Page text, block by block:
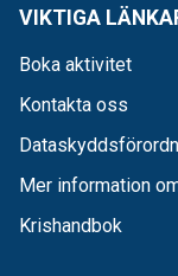
VIKTIGA
Boka aktivitet
Kontakta oss
Mer information
Krishandbok